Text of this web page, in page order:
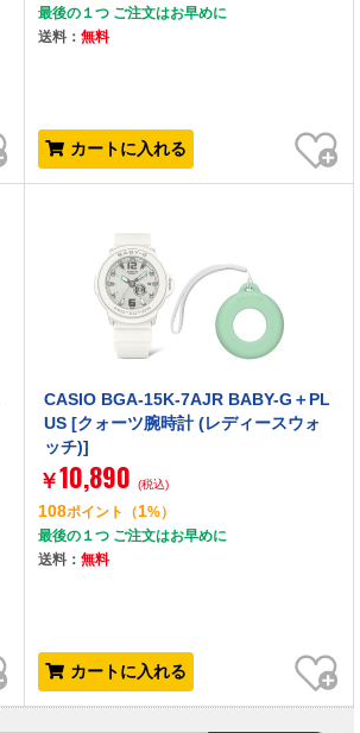
最後の１つ ご注文はお早めに
送料： 無料
カートに入れる
お気に入り
CASIO BGA-15K-7AJR BABY-G＋PL
US [クォーツ腕時計 (レディースウォ
ッチ)]
￥10,890 (税込)
108ポイント （1%）
最後の１つ ご注文はお早めに
送料： 無料
カートに入れる
お気に入り